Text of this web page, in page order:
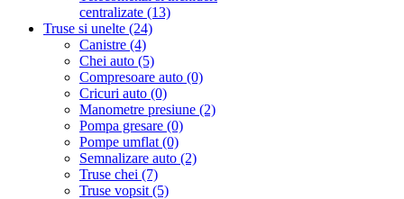
centralizate (13)
Truse si unelte (24)
Canistre (4)
Chei auto (5)
Compresoare auto (0)
Cricuri auto (0)
Manometre presiune (2)
Pompa gresare (0)
Pompe umflat (0)
Semnalizare auto (2)
Truse chei (7)
Truse vopsit (5)